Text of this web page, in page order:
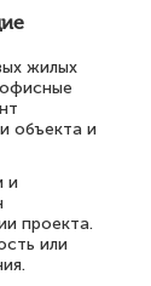
жилых
объекта и
и
проекта.
или